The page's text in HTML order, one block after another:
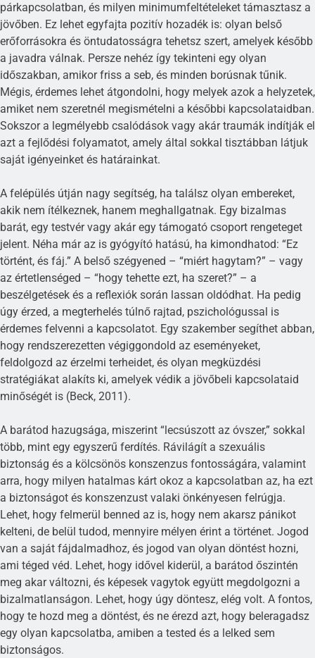
párkapcsolatban, és milyen minimumfeltételeket támasztasz a
jövőben. Ez lehet egyfajta pozitív hozadék is: olyan belső
erőforrásokra és öntudatosságra tehetsz szert, amelyek később
a javadra válnak. Persze nehéz így tekinteni egy olyan
időszakban, amikor friss a seb, és minden borúsnak tűnik.
Mégis, érdemes lehet átgondolni, hogy melyek azok a helyzetek,
amiket nem szeretnél megismételni a későbbi kapcsolataidban.
Sokszor a legmélyebb csalódások vagy akár traumák indítják el
azt a fejlődési folyamatot, amely által sokkal tisztábban látjuk
saját igényeinket és határainkat.
A felépülés útján nagy segítség, ha találsz olyan embereket,
akik nem ítélkeznek, hanem meghallgatnak. Egy bizalmas
barát, egy testvér vagy akár egy támogató csoport rengeteget
jelent. Néha már az is gyógyító hatású, ha kimondhatod: “Ez
történt, és fáj.” A belső szégyened – “miért hagytam?” – vagy
az értetlenséged – “hogy tehette ezt, ha szeret?” – a
beszélgetések és a reflexiók során lassan oldódhat. Ha pedig
úgy érzed, a megterhelés túlnő rajtad, pszichológussal is
érdemes felvenni a kapcsolatot. Egy szakember segíthet abban,
hogy rendszerezetten végiggondold az eseményeket,
feldolgozd az érzelmi terheidet, és olyan megküzdési
stratégiákat alakíts ki, amelyek védik a jövőbeli kapcsolataid
minőségét is (Beck, 2011).
A barátod hazugsága, miszerint “lecsúszott az óvszer,” sokkal
több, mint egy egyszerű ferdítés. Rávilágít a szexuális
biztonság és a kölcsönös konszenzus fontosságára, valamint
arra, hogy milyen hatalmas kárt okoz a kapcsolatban az, ha ezt
a biztonságot és konszenzust valaki önkényesen felrúgja.
Lehet, hogy felmerül benned az is, hogy nem akarsz pánikot
kelteni, de belül tudod, mennyire mélyen érint a történet. Jogod
van a saját fájdalmadhoz, és jogod van olyan döntést hozni,
ami téged véd. Lehet, hogy idővel kiderül, a barátod őszintén
meg akar változni, és képesek vagytok együtt megdolgozni a
bizalmatlanságon. Lehet, hogy úgy döntesz, elég volt. A fontos,
hogy te hozd meg a döntést, és ne érezd azt, hogy beleragadsz
egy olyan kapcsolatba, amiben a tested és a lelked sem
biztonságos.